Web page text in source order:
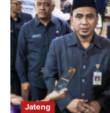
Jateng